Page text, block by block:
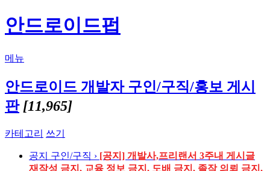
안드로이드펍
메뉴
안드로이드 개발자 구인/구직/홍보 게시
판 [11,965]
카테고리 쓰기
공지 구인/구직 › [공지] 개발사,프리랜서 3주내 게시글
재작성 금지, 교육 정보 금지, 도배 금지, 졸작 의뢰 금지,